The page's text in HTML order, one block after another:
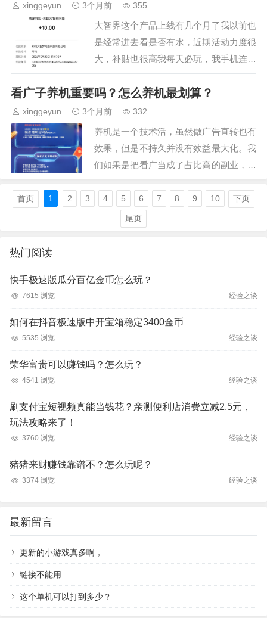
xinggeyun 3个月前 355
大智界这个产品上线有几个月了我以前也
是经常进去看是否有水，近期活动力度很
大，补贴也很高我每天必玩，我手机连续
内转了3天，但是效果并不是特别佳。每
天内转都可以获得10元的补贴，我内转的
都是游戏首充是6元…
看广子养机重要吗？怎么养机最划算？
xinggeyun 3个月前 332
养机是一个技术活，虽然做广告直转也有
效果，但是不持久并没有效益最大化。我
们如果是把看广当成了占比高的副业，那
发现很重要哦。你要知道关于看广告拿到
高价值的包其实是三方…
首页 1 2 3 4 5 6 7 8 9 10 下页
尾页
热门阅读
快手极速版瓜分百亿金币怎么玩？
7615 浏览 经验之谈
如何在抖音极速版中开宝箱稳定3400金币
5535 浏览 经验之谈
荣华富贵可以赚钱吗？怎么玩？
4541 浏览 经验之谈
刷支付宝短视频真能当钱花？亲测便利店消费立减2.5元，
玩法攻略来了！
3760 浏览 经验之谈
猪猪来财赚钱靠谱不？怎么玩呢？
3374 浏览 经验之谈
最新留言
更新的小游戏真多啊，
链接不能用
这个单机可以打到多少？